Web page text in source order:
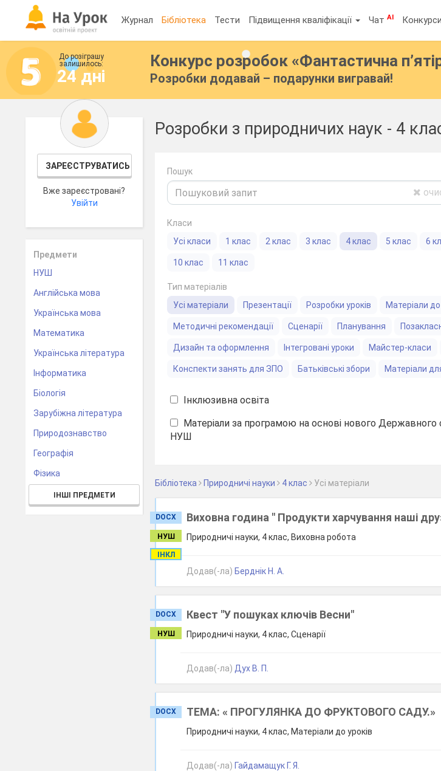
Журнал Бібліотека Тести Підвищення кваліфікації ЧатAI Конкурси
До розіграшу
залишилось:
24 дні
Конкурс розробок «Фантастична
Розробки додавай – подарунки вигравай!
ЗАРЕЄСТРУВАТИСЬ
Вже зареєстровані?
Увійти
Предмети
НУШ
Англійська мова
Українська мова
Математика
Українська література
Інформатика
Біологія
Зарубіжна література
Природознавство
Географія
Фізика
ІНШІ ПРЕДМЕТИ
Розробки з природничих наук - 4
Пошук
Класи
Усі класи
1 клас 2 клас 3 клас 4 клас 5 клас 6
10 клас 11 клас
Тип матеріалів
Усі матеріали
Презентації Розробки уроків Матеріали до
Методичні рекомендації Сценарії Планування
Дизайн та оформлення Інтегровані уроки Майстер-класи
Конспекти занять для ЗПО Батьківські збори Матеріали
Інклюзивна освіта
Матеріали за програмою на основі нового Державного
НУШ
Бібліотека Природничі науки 4 клас Уcі матеріали
DOCX
НУШ
ІНКЛ
Виховна година " Продукти харчування наші
Природничі науки, 4 клас, Виховна робота
Додав(-ла) Берднік Н. А.
DOCX
НУШ
Квест "У пошуках ключів Весни"
Природничі науки, 4 клас, Сценарії
Додав(-ла) Дух В. П.
DOCX ТЕМА: « ПРОГУЛЯНКА ДО ФРУКТОВОГО САДУ.»
Природничі науки, 4 клас, Матеріали до уроків
Додав(-ла) Гайдамащук Г. Я.